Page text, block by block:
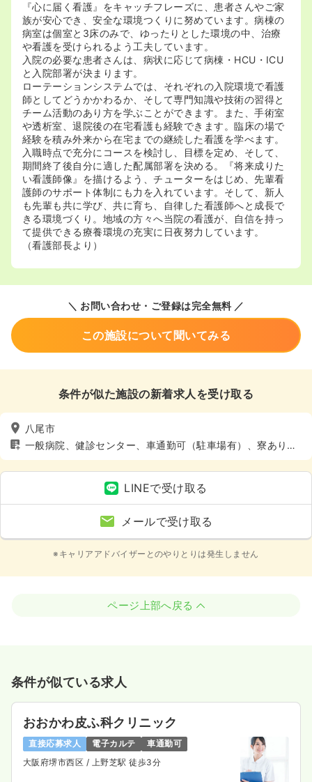
『心に届く看護』をキャッチフレーズに、患者さんやご家
族が安心でき、安全な環境つくりに努めています。病棟の
病室は個室と3床のみで、ゆったりとした環境の中、治療
や看護を受けられるよう工夫しています。
入院の必要な患者さんは、病状に応じて病棟・HCU・ICU
と入院部署が決まります。
ローテーションシステムでは、それぞれの入院環境で看護
師としてどうかかわるか、そして専門知識や技術の習得と
チーム活動のあり方を学ぶことができます。また、手術室
や透析室、退院後の在宅看護も経験できます。臨床の場で
経験を積み外来から在宅までの継続した看護を学べます。
入職時点で充分にコースを検討し、目標を定め、そして、
期間終了後自分に適した配属部署を決める。『将来成りた
い看護師像』を描けるよう、チューターをはじめ、先輩看
護師のサポート体制にも力を入れています。そして、新人
も先輩も共に学び、共に育ち、自律した看護師へと成長で
きる環境づくり。地域の方々へ当院の看護が、自信を持っ
て提供できる療養環境の充実に日夜努力しています。
（看護部長より）
＼ お問い合わせ・ご登録は完全無料 ／
この施設について聞いてみる
条件が似た施設の新着求人を受け取る
八尾市
一般病院、健診センター、車通勤可（駐車場有）、寮あり、
託児所あり
LINEで受け取る
メールで受け取る
※キャリアアドバイザーとのやりとりは発生しません
ページ上部へ戻る
条件が似ている求人
おおかわ皮ふ科クリニック
直接応募求人 電子カルテ
車通勤可
大阪府堺市西区 / 上野芝駅 徒歩3分